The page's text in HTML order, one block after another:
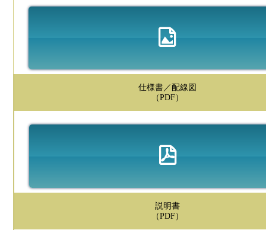
仕様書／配線図
（PDF）
説明書
（PDF）